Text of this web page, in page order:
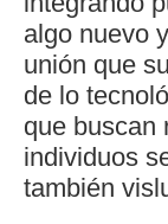
algo nuevo
unión que
de lo
que buscan
individuos
también